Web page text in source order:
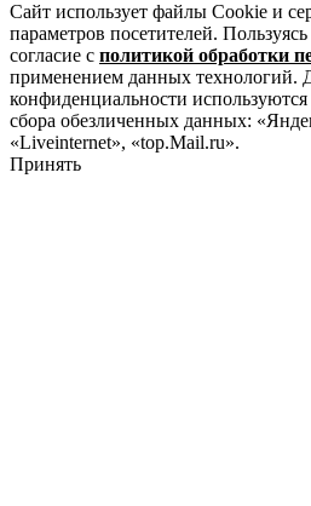
Сайт использует файлы Cookie и
параметров посетителей.
согласие с политикой обработки
применением данных технологий.
конфиденциальности
сбора обезличенных данных:
«Liveinternet», «top.Mail.ru».
Принять